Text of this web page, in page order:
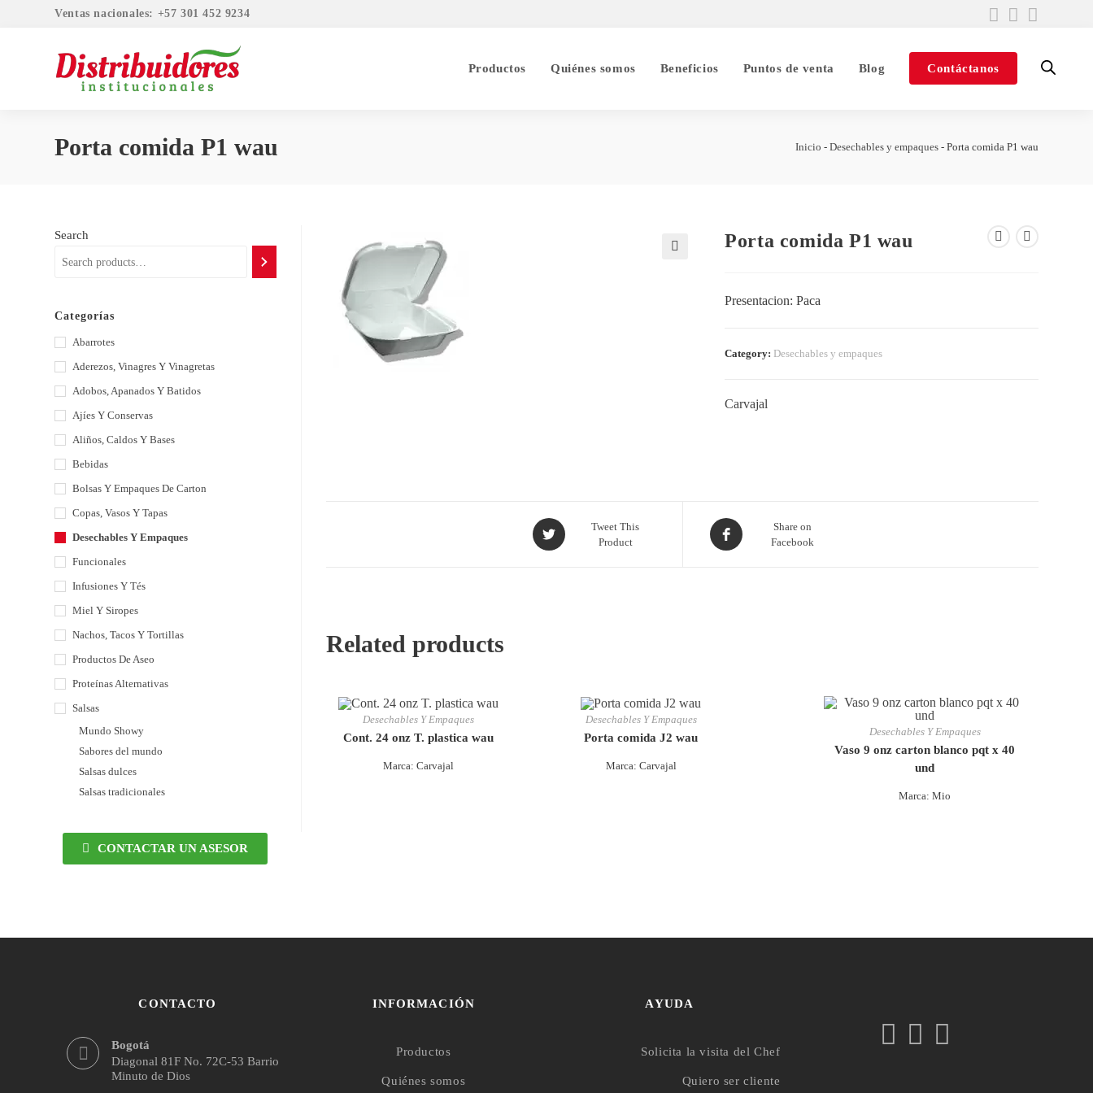
Ventas nacionales: +57 301 452 9234
Productos Quiénes somos Beneficios Puntos de venta Blog Contáctanos
Porta comida P1 wau Inicio - Desechables y empaques- Porta comida P1 wau
Porta comida P1 wau
Presentacion: Paca
Category: Desechables y empaques
Carvajal
Tweet This
Product
Share on
Facebook
Related products
Marca: Carvajal
Desechables Y Empaques
Cont. 24 onz T. plastica wau
Marca: Carvajal
Desechables Y Empaques
Porta comida J2 wau
Marca: Mio
Desechables Y Empaques
Vaso 9 onz carton blanco pqt x 40
und
Search
Categorías
Abarrotes
Aderezos, Vinagres Y Vinagretas
Adobos, Apanados Y Batidos
Ajíes Y Conservas
Aliños, Caldos Y Bases
Bebidas
Bolsas Y Empaques De Carton
Copas, Vasos Y Tapas
Desechables Y Empaques
Funcionales
Infusiones Y Tés
Miel Y Siropes
Nachos, Tacos Y Tortillas
Productos De Aseo
Proteínas Alternativas
Salsas
Mundo Showy
Sabores del mundo
Salsas dulces
Salsas tradicionales
CONTACTAR UN ASESOR
CONTACTO
Bogotá
Diagonal 81F No. 72C-53 Barrio
Minuto de Dios
INFORMACIÓN
Productos
Quiénes somos
AYUDA
Solicita la visita del Chef
Quiero ser cliente